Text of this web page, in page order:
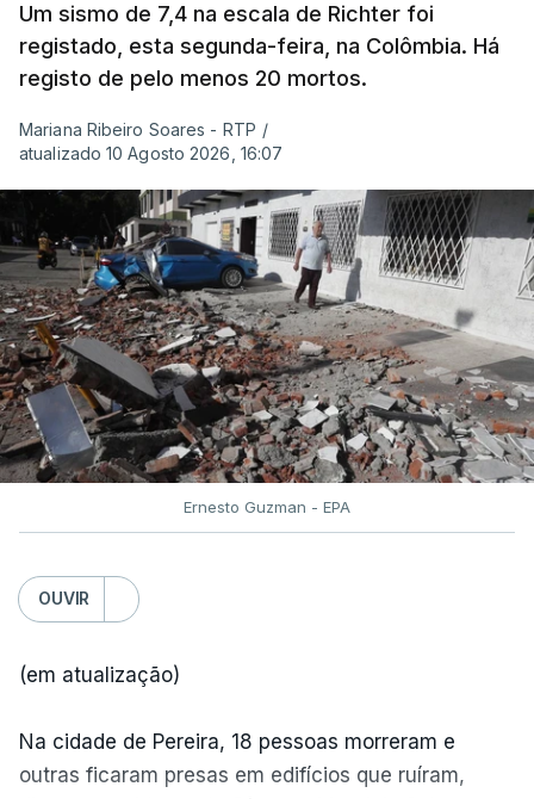
Um sismo de 7,4 na escala de Richter foi
registado, esta segunda-feira, na Colômbia. Há
registo de pelo menos 20 mortos.
Mariana Ribeiro Soares - RTP /
atualizado 10 Agosto 2026, 16:07
Ernesto Guzman - EPA
OUVIR
(em atualização)
Na cidade de Pereira, 18 pessoas morreram e
outras ficaram presas em edifícios que ruíram,